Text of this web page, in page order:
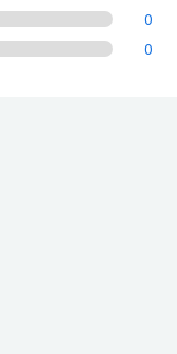
0
0